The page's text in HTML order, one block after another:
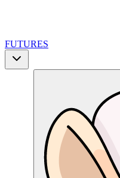
FUTURES